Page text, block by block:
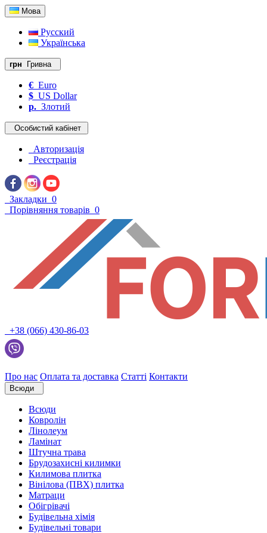
Мова
Русский
Українська
грн Гривна
€ Euro
$ US Dollar
р. Злотий
Особистий кабінет
Авторизація
Реєстрація
Закладки 0
Порівняння товарів 0
+38 (066) 430-86-03
Про нас Оплата та доставка Статті Контакти
Всюди
Всюди
Ковролін
Лінолеум
Ламінат
Штучна трава
Брудозахисні килимки
Килимова плитка
Вінілова (ПВХ) плитка
Матраци
Обігрівачі
Будівельна хімія
Будівельні товари